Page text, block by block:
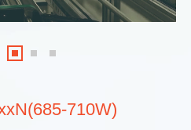
710W)